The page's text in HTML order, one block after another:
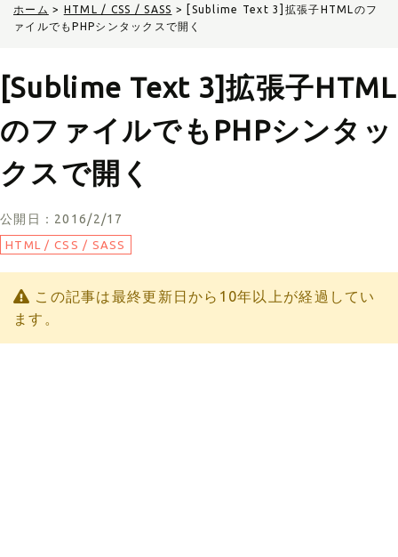
ホーム > HTML / CSS / SASS >
[Sublime Text 3]拡張子HTMLのフ
ァイルでもPHPシンタックスで開く
[Sublime Text 3]拡張子HTML
のファイルでもPHPシンタッ
クスで開く
公開日：2016/2/17
HTML / CSS / SASS
この記事は最終更新日から10年以上が経過してい
ます。